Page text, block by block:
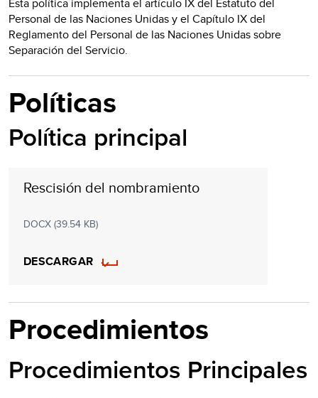
Esta política implementa el artículo IX del Estatuto del
Personal de las Naciones Unidas y el Capítulo IX del
Reglamento del Personal de las Naciones Unidas sobre
Separación del Servicio.
Políticas
Política principal
Rescisión del nombramiento
DOCX (39.54 KB)
DESCARGAR
Procedimientos
Procedimientos Principales